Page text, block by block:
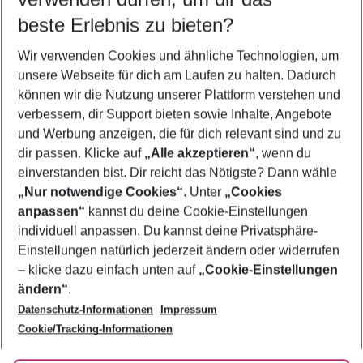
5-8 Nächte
2 Erwachsene Keine Kinder
Mehr Filter anzeigen
Footer
Footer navigation
Über uns
AGB
Bestpreisgarantie
Cookie-Einstellungen ändern
Cookie-Richtlinie
Agenturbetreuung
Barrierefreies Reisen
Folge uns
beste Erlebnis zu bieten?
Wir verwenden Cookies und ähnliche Technologien, um
unsere Webseite für dich am Laufen zu halten. Dadurch
können wir die Nutzung unserer Plattform verstehen und
verbessern, dir Support bieten sowie Inhalte, Angebote
und Werbung anzeigen, die für dich relevant sind und zu
dir passen. Klicke auf „Alle akzeptieren“, wenn du
einverstanden bist. Dir reicht das Nötigste? Dann wähle
„Nur notwendige Cookies“. Unter „Cookies
anpassen“ kannst du deine Cookie-Einstellungen
individuell anpassen. Du kannst deine Privatsphäre-
Einstellungen natürlich jederzeit ändern oder widerrufen
– klicke dazu einfach unten auf „Cookie-Einstellungen
ändern“.
Datenschutz-Informationen
Impressum
Cookie/Tracking-Informationen